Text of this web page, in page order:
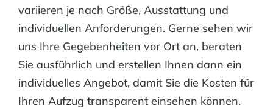
variieren je nach Größe, Ausstattung und
individuellen Anforderungen. Gerne sehen wir
uns Ihre Gegebenheiten vor Ort an, beraten
Sie ausführlich und erstellen Ihnen dann ein
individuelles Angebot, damit Sie die Kosten für
Ihren Aufzug transparent einsehen können.